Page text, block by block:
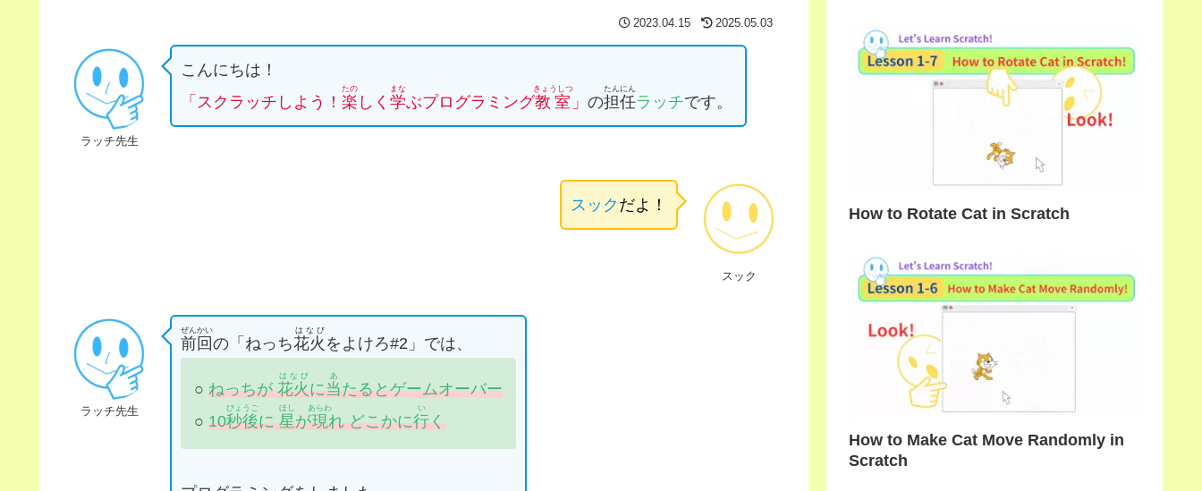
2023.04.15 2025.05.03
ラッチ先生
こんにちは！
「スクラッチしよう！ 楽
たの
しく 学
まな
ぶプログラミング教室
きょうしつ
」 の担任
たんにん
ラッチです。
スック
スック だよ！
ラッチ先生
前回
ぜんかい
の「ねっち花火
はなび
をよけろ#2」では、
○ ねっちが花火
はなび
に当
あ
たるとゲームオーバー
○ 10秒後
びょうご
に星
ほし
が現
あらわ
れ どこかに行
い
く
How to Rotate Cat in Scratch
How to Make Cat Move Randomly in
Scratch